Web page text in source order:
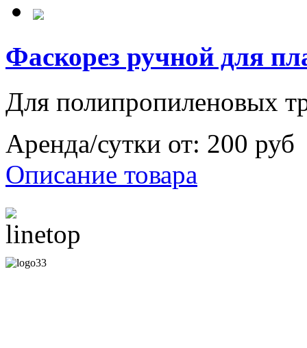
Фаскорез ручной для
Для полипропиленовых
Аренда/сутки от: 200 руб
Описание товара